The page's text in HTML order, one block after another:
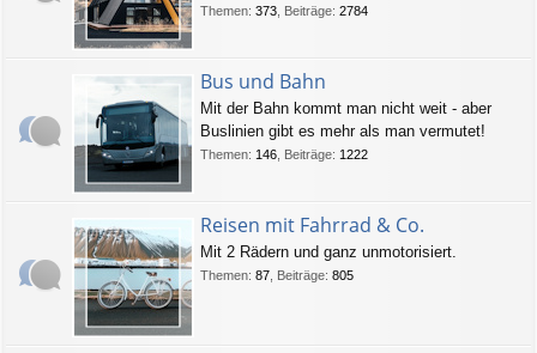
Themen: 373 Beiträge: 2784
Bus und Bahn
Mit der Bahn kommt man nicht weit - aber
Buslinien gibt es mehr als man vermutet!
Themen: 146 Beiträge: 1222
Reisen mit Fahrrad & Co.
Mit 2 Rädern und ganz unmotorisiert.
Themen: 87 Beiträge: 805